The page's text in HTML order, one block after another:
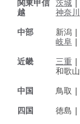
関東甲信
越
茨城 |
神奈川
中部
新潟 |
岐阜 |
近畿
三重 |
和歌山
中国
鳥取 |
四国
徳島 |